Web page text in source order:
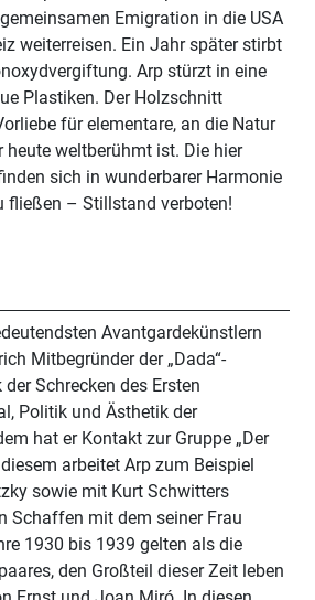
Emigration in die USA
weiterreisen. Ein Jahr später stirbt
Arp stürzt in eine
Plastiken. Der Holzschnitt
für elementare, an die Natur
heute weltberühmt ist. Die hier
sich in wunderbarer Harmonie
fließen – Stillstand verboten!
Avantgardekünstlern
Mitbegründer der „Dada“-
Schrecken des Ersten
Politik und Ästhetik der
hat er Kontakt zur Gruppe „Der
arbeitet Arp zum Beispiel
sowie mit Kurt Schwitters
Schaffen mit dem seiner Frau
1930 bis 1939 gelten als die
den Großteil dieser Zeit leben